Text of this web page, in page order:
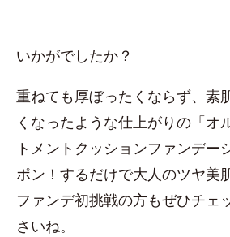
いかがでしたか？
重ねても厚ぼったくならず、素
くなったような仕上がりの「オ
トメントクッションファンデー
ポン！するだけで大人のツヤ美
ファンデ初挑戦の方もぜひチェ
さいね。